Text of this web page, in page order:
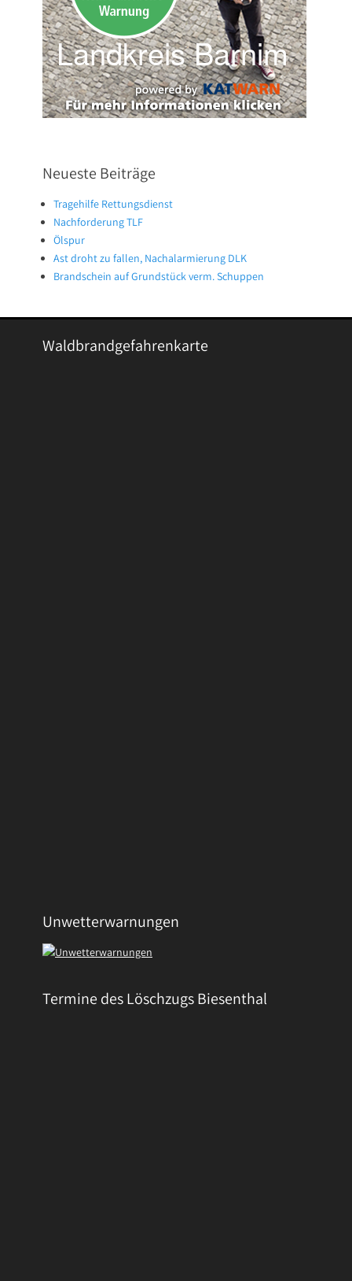
Neueste Beiträge
Tragehilfe Rettungsdienst
Nachforderung TLF
Ölspur
Ast droht zu fallen, Nachalarmierung DLK
Brandschein auf Grundstück verm. Schuppen
Waldbrandgefahrenkarte
Unwetterwarnungen
Termine des Löschzugs Biesenthal